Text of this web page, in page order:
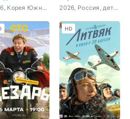
2026, Корея Южная, ужасы
2026, Россия, детектив
HD